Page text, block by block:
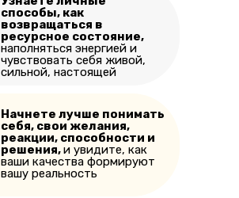
способы, как
возвращаться в
ресурсное состояние,
наполняться энергией и
чувствовать себя живой,
сильной, настоящей
Начнете лучше понимать
себя, свои желания,
реакции, способности и
решения,и увидите, как
ваши качества формируют
вашу реальность